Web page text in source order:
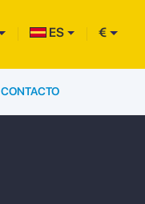
ES €
CONTACTO